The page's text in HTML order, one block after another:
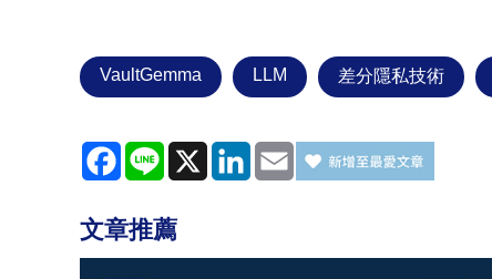
VaultGemma LLM 差分隱私技術
Facebook
Line X LinkedInEmail
文章推薦